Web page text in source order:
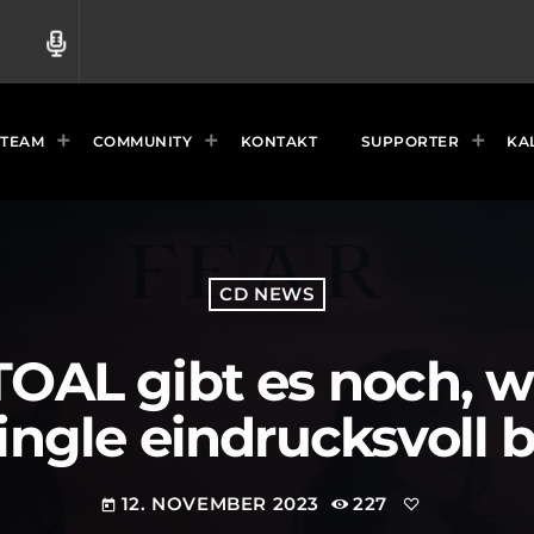
radio
TEAM COMMUNITY KONTAKT SUPPORTER
CD NEWS
gibt es noch,
eindrucksvoll
today 12. NOVEMBER 2023 227